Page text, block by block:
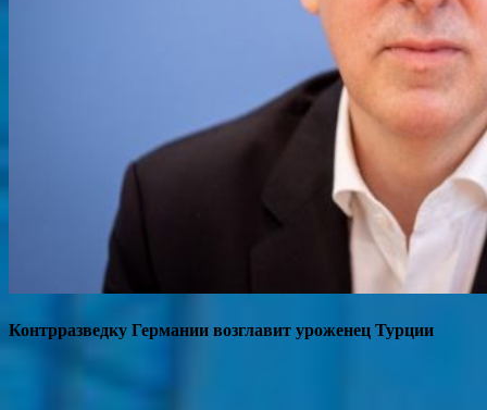
Контрразведку Германии возглавит уроженец Турции